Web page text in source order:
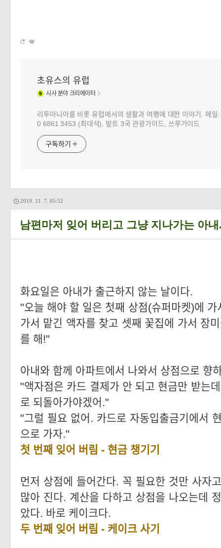
초유스의 유럽
시사분야 크리에이터
리투아니아를 비롯 유럽에서의 생활과 여행에 대한 이야기. 메
0 6861 3453 (최대석), 발트 3국 관광가이드, 쓰루가이드
구독하기
2019. 11. 7. 05:52
남편마저 잊어 버리고 그냥 지나가는 아
화요일은 아내가 출근하지 않는 날이다.
"오늘 해야 할 일은 첫째 상점(슈퍼마켓)에
가서 맡긴 액자를 찾고 셋째 꽃집에 가서 장
를 해!"
아내와 함께 아파트에서 나와서 상점으로 향
"액자점은 카드 결제가 안 되고 현금만 받는
로 되돌아가야겠어."
"그럴 필요 없어. 카드로 자동입출금기에서
으로 가자."
첫 번째 잊어 버림 - 현금 챙기기
먼저 상점에 들어간다. 꼭 필요한 것만 사자
많아 진다. 계산을 다하고 상점을 나오는데
았다. 바로 케이크다.
두 번째 잊어 버림 - 케이크 사기